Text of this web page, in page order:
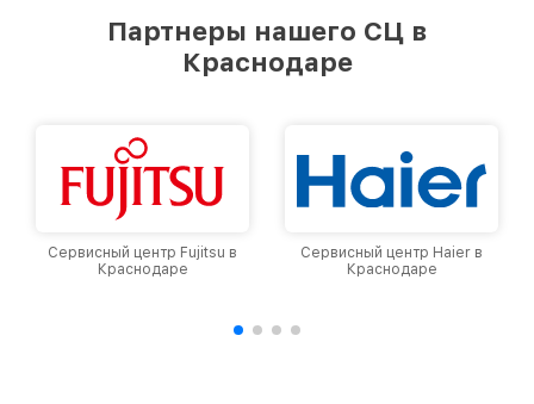
Партнеры нашего СЦ в
Краснодаре
Сервисный центр Haier в
Краснодаре
Сервисный центр Hiper в
Краснодаре